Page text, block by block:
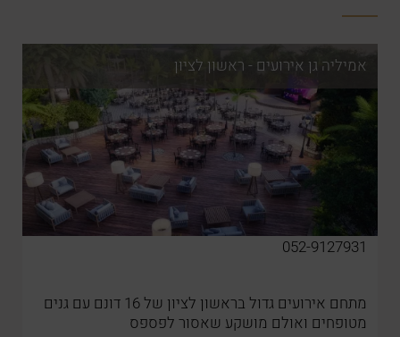
אמיליה גן אירועים - ראשון לציון
052-9127931
מתחם אירועים גדול בראשון לציון של 16 דונם עם גנים
מטופחים ואולם מושקע שאסור לפספס